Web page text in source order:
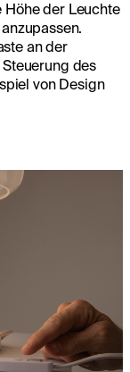
Höhe der Leuchte
an der
des
von Design